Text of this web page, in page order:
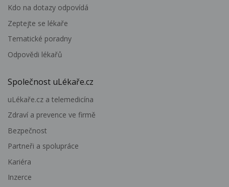
Kdo na dotazy odpovídá
Zeptejte se lékaře
Tematické poradny
Odpovědi lékařů
Společnost uLékaře.cz
uLékaře.cz a telemedicína
Zdraví a prevence ve firmě
Bezpečnost
Partneři a spolupráce
Kariéra
Inzerce